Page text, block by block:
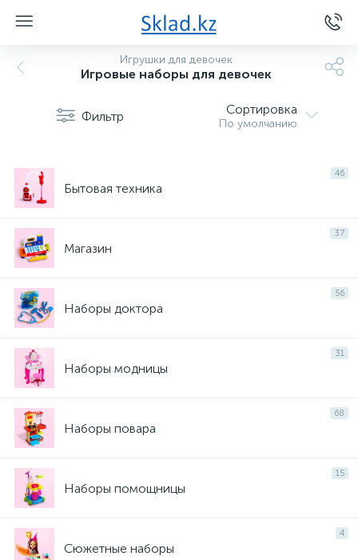
Игрушки для девочек
Игровые наборы для девочек
Фильтр Сортировка
По умолчанию
46
Бытовая техника
37
Магазин
56
Наборы доктора
31
Наборы модницы
68
Наборы повара
15
Наборы помощницы
4
Сюжетные наборы